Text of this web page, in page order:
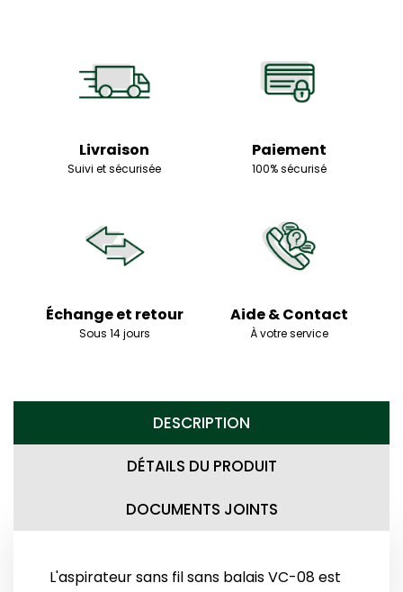
Livraison
Suivi et sécurisée
Paiement
100% sécurisé
Échange et retour
Sous 14 jours
Aide & Contact
À votre service
DESCRIPTION
DÉTAILS DU PRODUIT
DOCUMENTS JOINTS
L'aspirateur sans fil sans balais VC-08 est